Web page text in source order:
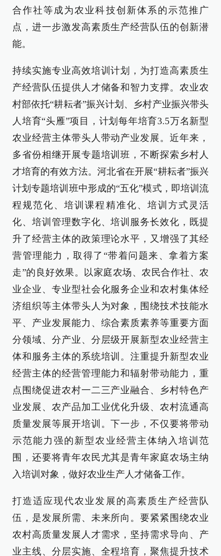
合作社等成为农业科技创新体系的示范推广
点，进一步激发高素质生产经营队伍的创新潜
能。
持续实施专业高效培训计划，为打造高素质生
产经营队伍提供人才储备和智力支撑。农业农
村部依托“耕耘者”振兴计划、乡村产业振兴带头
人培育“头雁”项目，计划每年培育3.5万名新型
农业经营主体带头人带动产业发展。近年来，
多省份相继开展专题培训班，不断探索乡村人
才培育的有效方法。河北省在开展“耕耘者”振兴
计划专题培训班中形成的“五化”模式，即培训流
程规范化、培训课程精准化、培训方式灵活
化、培训管理数字化、培训服务长效化，既提
升了经营主体的政策理论水平，又增强了其经
营管理能力，取得了“带着问题来、拿着方案
走”的良好效果。以家庭农场、农民合作社、农
业企业、专业型社会化服务企业和农村集体经
济组织等主体带头人为对象，围绕技术技能水
平、产业发展能力、综合素质素养等重要方面
分领域、分产业、分层级开展新型农业经营主
体和服务主体的系统培训。注重提升新型农业
经营主体的经营管理能力和辐射带动能力，重
点围绕促进农村一二三产业融合、乡村特色产
业发展、农产品加工业优化升级、农村流通高
质量发展等展开培训。下一步，不仅要将带动
示范能力强的新型农业经营主体纳入培训范
围，还要将青年农民尤其是青年家庭农场主纳
入培训对象，做好农业生产人才储备工作。
打造适应现代农业发展的高素质生产经营队
伍，是发展所需、未来所向。要紧紧围绕农业
农村高质量发展人才需求，坚持需求导向、产
业主线、分层实施、全程培育，聚焦提升技术